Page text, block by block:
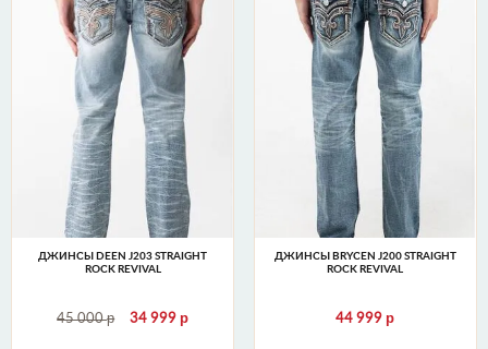
ДЖИНСЫ DEEN J203 STRAIGHT
ROCK REVIVAL
45 000р 34 999р
ДЖИНСЫ BRYCEN J200 STRAIGHT
ROCK REVIVAL
44 999р